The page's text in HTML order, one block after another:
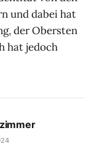
und dabei hat
der Obersten
hat jedoch